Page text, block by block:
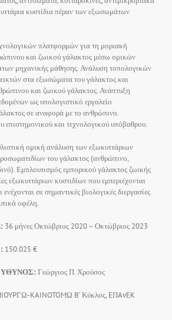
κυστίδια πέραν των εξωσωμάτων
πλατφορμών για τη μοριακή
και ζωικού γάλακτος μέσω ομικών
μηχανικής μάθησης. Ανάλυση τοπολογικών
στα εξωσώματα του γάλακτος και
και ζωικού γάλακτος. Ανάπτυξη
ως υπολογιστικό εργαλείο
σε αναφορά με το ανθρώπινο.
επιστημονικού και τεχνολογικού υπόβαθρου.
ομική ανάλυση των εξωκυττάριων
του γάλακτος (ανθρώπινο,
Εμπλουτισμός εμπορικού γάλακτος ζωικής
εξωκυττάριων κυστιδίων που εμπεριέχονται
σε σημαντικές βιολογικές διεργασίες
οφέλη.
36 μήνες Οκτώβριος 2020 – Οκτώβριος 2023
150.025 €
Γεώργιος Π. Χρούσος
KAINOTOMΩ B’ Κύκλος, EΠAvEK